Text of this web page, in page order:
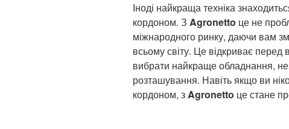
Іноді найкраща техніка
кордоном. З Agronetto це не
міжнародного ринку, даючи вам
всьому світу. Це відкриває перед
вибрати найкраще обладнання,
розташування. Навіть якщо ви
кордоном, зAgronetto це стане